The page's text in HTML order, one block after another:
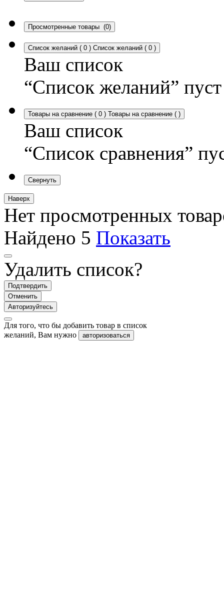
Просмотренные товары (0)
Список желаний ( 0 ) Список желаний ( 0 )
Ваш список
“Список желаний” пуст
Товары на сравнение ( 0 ) Товары на сравнение ( )
Ваш список
“Список сравнения”
Свернуть
Наверх
Нет просмотренных
Найдено 5 Показать
Удалить список?
Подтвердить
Отменить
Авторизуйтесь
Для того, что бы добавить товар в список
желаний, Вам нужно
авторизоваться